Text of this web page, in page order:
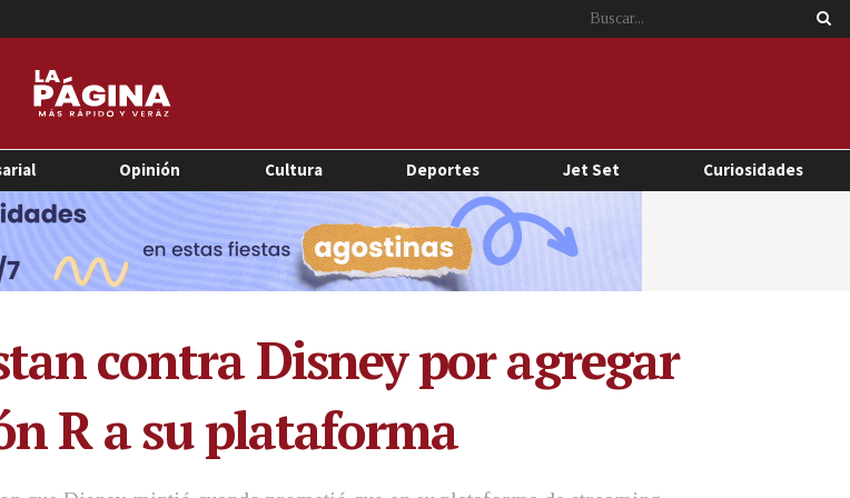
Opinión Cultura Deportes Jet Set Curiosidades
contra Disney por agregar
R a su plataforma